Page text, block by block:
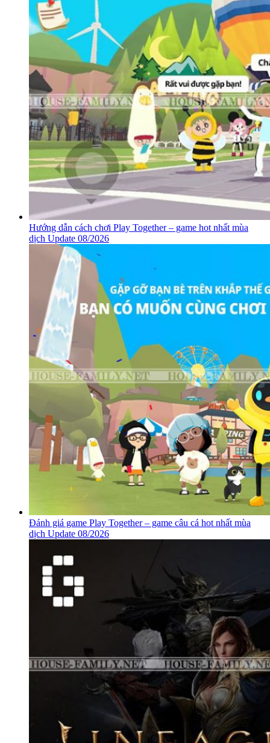
Hướng dẫn cách chơi Play Together – game hot nhất mùa
dịch Update 08/2026
Đánh giá game Play Together – game câu cá hot nhất mùa
dịch Update 08/2026